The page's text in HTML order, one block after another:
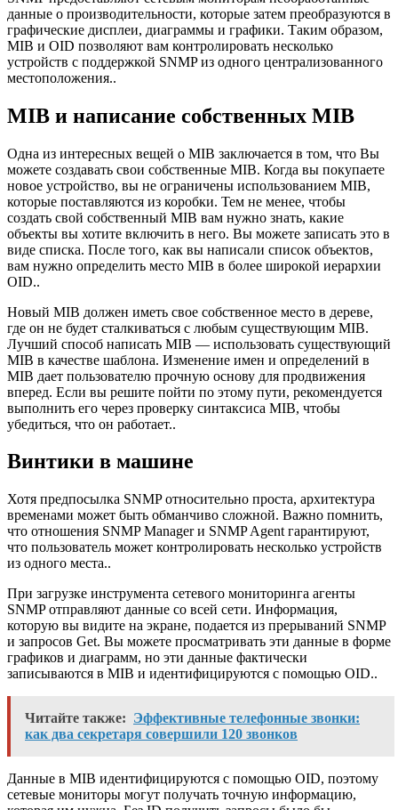
данные о производительности, которые затем преобразуются в
графические дисплеи, диаграммы и графики. Таким образом,
MIB и OID позволяют вам контролировать несколько
устройств с поддержкой SNMP из одного централизованного
местоположения..
MIB и написание собственных MIB
Одна из интересных вещей о MIB заключается в том, что Вы
можете создавать свои собственные MIB. Когда вы покупаете
новое устройство, вы не ограничены использованием MIB,
которые поставляются из коробки. Тем не менее, чтобы
создать свой собственный MIB вам нужно знать, какие
объекты вы хотите включить в него. Вы можете записать это в
виде списка. После того, как вы написали список объектов,
вам нужно определить место MIB в более широкой иерархии
OID..
Новый MIB должен иметь свое собственное место в дереве,
где он не будет сталкиваться с любым существующим MIB.
Лучший способ написать MIB — использовать существующий
MIB в качестве шаблона. Изменение имен и определений в
MIB дает пользователю прочную основу для продвижения
вперед. Если вы решите пойти по этому пути, рекомендуется
выполнить его через проверку синтаксиса MIB, чтобы
убедиться, что он работает..
Винтики в машине
Хотя предпосылка SNMP относительно проста, архитектура
временами может быть обманчиво сложной. Важно помнить,
что отношения SNMP Manager и SNMP Agent гарантируют,
что пользователь может контролировать несколько устройств
из одного места..
При загрузке инструмента сетевого мониторинга агенты
SNMP отправляют данные со всей сети. Информация,
которую вы видите на экране, подается из прерываний SNMP
и запросов Get. Вы можете просматривать эти данные в форме
графиков и диаграмм, но эти данные фактически
записываются в MIB и идентифицируются с помощью OID..
Читайте также: Эффективные телефонные звонки:
как два секретаря совершили 120 звонков
Данные в MIB идентифицируются с помощью OID, поэтому
сетевые мониторы могут получать точную информацию,